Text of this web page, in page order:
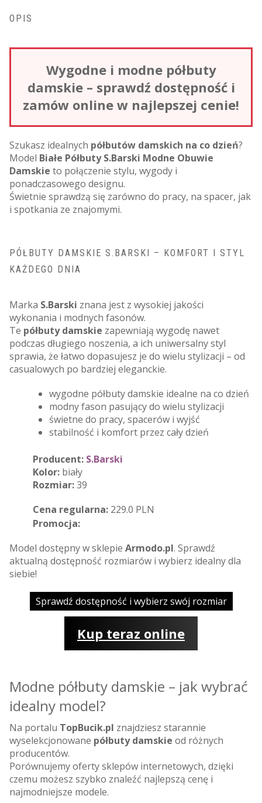
OPIS
Wygodne i modne półbuty
damskie – sprawdź dostępność i
zamów online w najlepszej cenie!
Szukasz idealnych półbutów damskich na co dzień?
Model Białe Półbuty S.Barski Modne Obuwie
Damskie to połączenie stylu, wygody i
ponadczasowego designu.
Świetnie sprawdzą się zarówno do pracy, na spacer, jak
i spotkania ze znajomymi.
PÓŁBUTY DAMSKIE S.BARSKI – KOMFORT I STYL
KAŻDEGO DNIA
Marka S.Barski znana jest z wysokiej jakości
wykonania i modnych fasonów.
Te półbuty damskie zapewniają wygodę nawet
podczas długiego noszenia, a ich uniwersalny styl
sprawia, że łatwo dopasujesz je do wielu stylizacji – od
casualowych po bardziej eleganckie.
wygodne półbuty damskie idealne na co dzień
modny fason pasujący do wielu stylizacji
świetne do pracy, spacerów i wyjść
stabilność i komfort przez cały dzień
Producent: S.Barski
Kolor: biały
Rozmiar:39
Cena regularna: 229.0 PLN
Promocja:
Model dostępny w sklepie Armodo.pl. Sprawdź
aktualną dostępność rozmiarów i wybierz idealny dla
siebie!
Sprawdź dostępność i wybierz swój rozmiar
Kup teraz online
Modne półbuty damskie – jak wybrać
idealny model?
Na portalu TopBucik.pl znajdziesz starannie
wyselekcjonowane półbuty damskie od różnych
producentów.
Porównujemy oferty sklepów internetowych, dzięki
czemu możesz szybko znaleźć najlepszą cenę i
najmodniejsze modele.